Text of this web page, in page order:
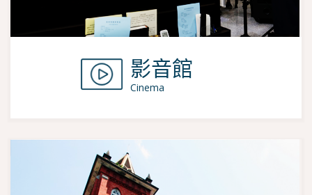
影音館
Cinema